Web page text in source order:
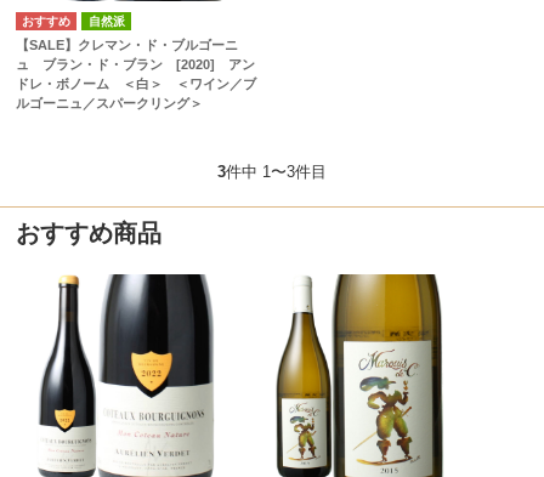
自然派
【SALE】クレマン・ド・ブルゴーニ
ュ ブラン・ド・ブラン [2020] アン
ドレ・ボノーム ＜白＞ ＜ワイン／ブ
ルゴーニュ／スパークリング＞
3件中 1〜3件目
おすすめ商品